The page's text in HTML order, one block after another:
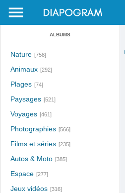
ALBUMS
Nature [758]
Animaux [292]
Plages [74]
Paysages [521]
Voyages [461]
Photographies [566]
Films et séries [235]
Autos & Moto [385]
Espace [277]
Jeux vidéos [316]